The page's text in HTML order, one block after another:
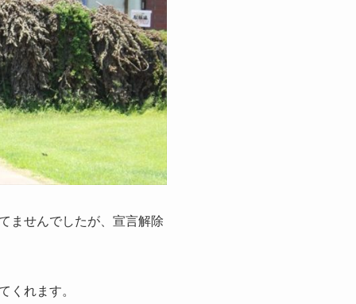
ませんでしたが、宣言解除
くれます。